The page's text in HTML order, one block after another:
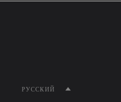
РУССКИЙ